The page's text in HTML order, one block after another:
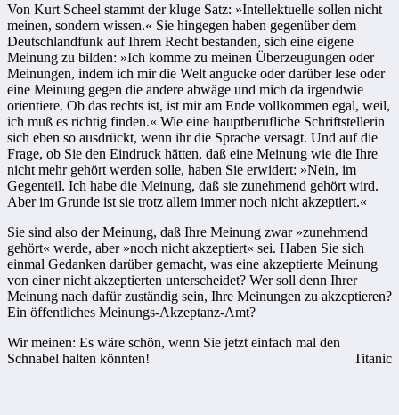
Von Kurt Scheel stammt der kluge Satz: »Intellektuelle sollen nicht
meinen, sondern wissen.« Sie hingegen haben gegenüber dem
Deutschlandfunk auf Ihrem Recht bestanden, sich eine eigene
Meinung zu bilden: »Ich komme zu meinen Überzeugungen oder
Meinungen, indem ich mir die Welt angucke oder darüber lese oder
eine Meinung gegen die andere abwäge und mich da irgendwie
orientiere. Ob das rechts ist, ist mir am Ende vollkommen egal, weil,
ich muß es richtig finden.« Wie eine hauptberufliche Schriftstellerin
sich eben so ausdrückt, wenn ihr die Sprache versagt. Und auf die
Frage, ob Sie den Eindruck hätten, daß eine Meinung wie die Ihre
nicht mehr gehört werden solle, haben Sie erwidert: »Nein, im
Gegenteil. Ich habe die Meinung, daß sie zunehmend gehört wird.
Aber im Grunde ist sie trotz allem immer noch nicht akzeptiert.«
Sie sind also der Meinung, daß Ihre Meinung zwar »zunehmend
gehört« werde, aber »noch nicht akzeptiert« sei. Haben Sie sich
einmal Gedanken darüber gemacht, was eine akzeptierte Meinung
von einer nicht akzeptierten unterscheidet? Wer soll denn Ihrer
Meinung nach dafür zuständig sein, Ihre Meinungen zu akzeptieren?
Ein öffentliches Meinungs-Akzeptanz-Amt?
Wir meinen: Es wäre schön, wenn Sie jetzt einfach mal den
Schnabel halten könnten!
Titanic